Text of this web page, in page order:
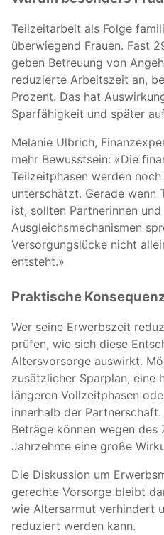
Teilzeitarbeit als Folge
überwiegend Frauen. Fast
geben Betreuung von
reduzierte Arbeitszeit an,
Prozent. Das hat
Sparfähigkeit und später
Melanie Ulbrich,
mehr Bewusstsein: «Die
Teilzeitphasen werden
unterschätzt. Gerade wenn
ist, sollten Partnerinnen
Ausgleichsmechanismen
Versorgungslücke nicht
entsteht.»
Praktische
Wer seine Erwerbszeit
prüfen, wie sich diese
Altersvorsorge auswirkt.
zusätzlicher Sparplan, eine
längeren Vollzeitphasen
innerhalb der
Beträge können wegen des
Jahrzehnte eine große
Die Diskussion um
gerechte Vorsorge bleibt
wie Altersarmut verhindert
reduziert werden kann.